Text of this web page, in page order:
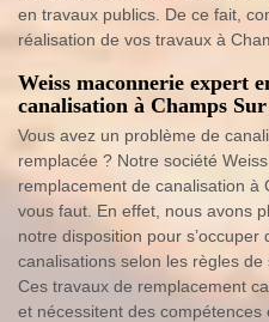
en travaux publics. De ce fait,
réalisation de vos travaux à
Weiss maconnerie expert
canalisation à Champs
Vous avez un problème de
remplacée ? Notre société
remplacement de canalisation à
vous faut. En effet, nous avons
notre disposition pour
canalisations selon les règles de
Ces travaux de remplacement
et nécessitent des compétences